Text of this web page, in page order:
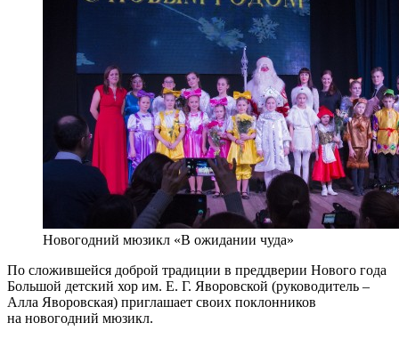
Новогодний мюзикл «В ожидании чуда»
По сложившейся доброй традиции в преддверии Нового года
Большой детский хор им. Е. Г. Яворовской (руководитель –
Алла Яворовская) приглашает своих поклонников
на новогодний мюзикл.